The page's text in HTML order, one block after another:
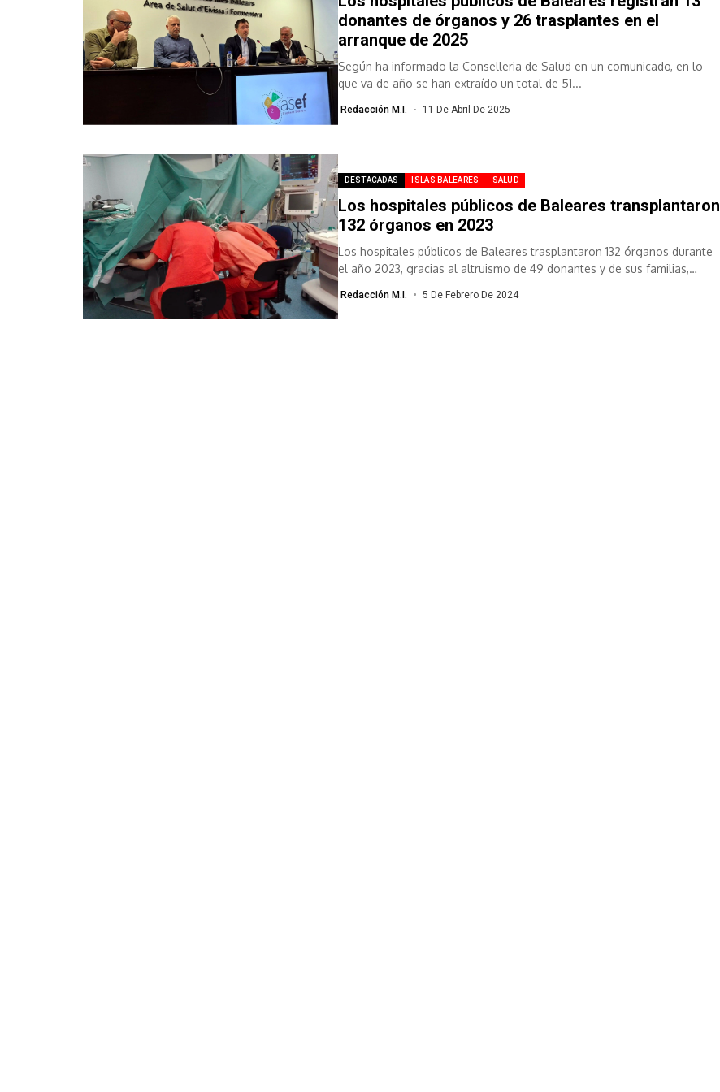
donantes de órganos y 26 trasplantes en el
arranque de 2025
Según ha informado la Conselleria de Salud en un comunicado, en lo
que va de año se han extraído un total de 51...
Redacción M.I. 11 De Abril De 2025
DESTACADAS ISLAS BALEARES SALUD
Los hospitales públicos de Baleares transplantaron
132 órganos en 2023
Los hospitales públicos de Baleares trasplantaron 132 órganos durante
el año 2023, gracias al altruismo de 49 donantes y de sus familias,
Redacción M.I. 5 De Febrero De 2024